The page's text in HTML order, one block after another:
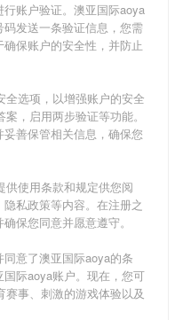
账户验证。 澳亚国际aoya
发送一条验证信息，您需
保账户的安全性，并防止
全选项，以增强账户的安全
，启用两步验证等功能。
善保管相关信息，确保您
供使用条款和规定供您阅
私政策等内容。在注册之
保您同意并愿意遵守。
同意了澳亚国际aoya的条
际aoya账户。现在，您可
赛事、刺激的游戏体验以及